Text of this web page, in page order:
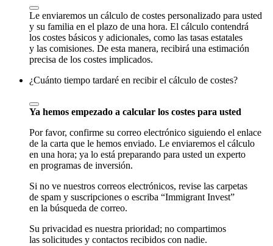
Le enviaremos un cálculo de costes personalizado para usted
y su familia en el plazo de una hora. El cálculo contendrá
los costes básicos y adicionales, como las tasas estatales
y las comisiones. De esta manera, recibirá una estimación
precisa de los costes implicados.
¿Cuánto tiempo tardaré en recibir el cálculo de costes?
Ya hemos empezado a calcular los costes para usted
Por favor, confirme su correo electrónico siguiendo el enlace
de la carta que le hemos enviado. Le enviaremos el cálculo
en una hora; ya lo está preparando para usted un experto
en programas de inversión.
Si no ve nuestros correos electrónicos, revise las carpetas
de spam y suscripciones o escriba “Immigrant Invest”
en la búsqueda de correo.
Su privacidad es nuestra prioridad; no compartimos
las solicitudes y contactos recibidos con nadie.